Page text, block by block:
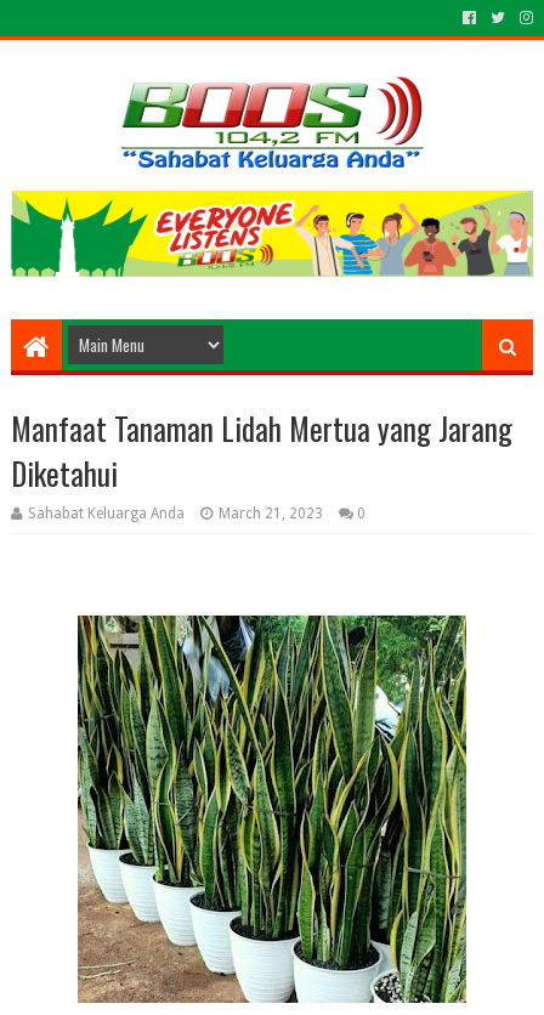
Manfaat Tanaman Lidah Mertua yang Jarang
Diketahui
Sahabat Keluarga Anda March 21, 2023 0